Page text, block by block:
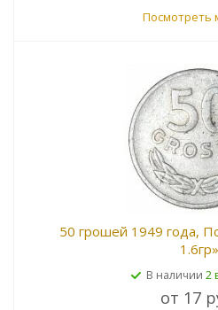
Посмотреть
50 грошей 1949 года,
1.6гр»
В наличии 2
от 17